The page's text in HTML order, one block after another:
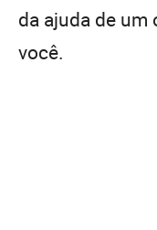
da ajuda de um
você.